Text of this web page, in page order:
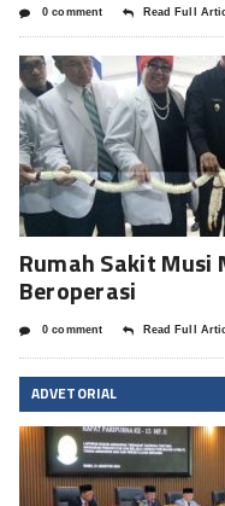
0 comment Read Full
Rumah Sakit Musi
Beroperasi
0 comment Read Full
ADVETORIAL